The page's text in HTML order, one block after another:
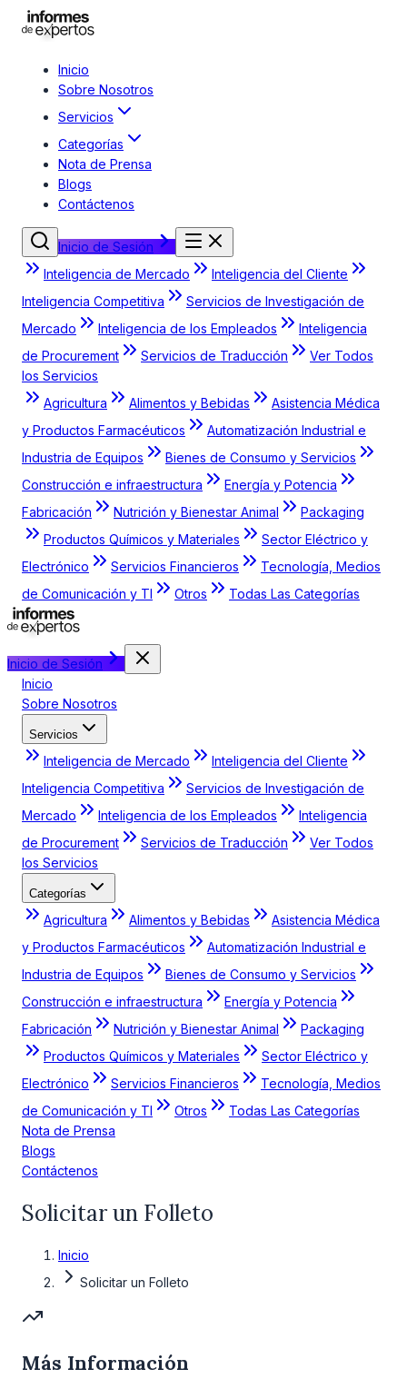
Inicio
Sobre Nosotros
Servicios
Categorías
Nota de Prensa
Blogs
Contáctenos
Inicio de Sesión
Inteligencia de Mercado
Inteligencia del Cliente
Inteligencia Competitiva
Servicios de Investigación de
Mercado
Inteligencia de los Empleados
Inteligencia
de Procurement
Servicios de Traducción
Ver Todos
los Servicios
Agricultura
Alimentos y Bebidas
Asistencia Médica
y Productos Farmacéuticos
Automatización Industrial e
Industria de Equipos
Bienes de Consumo y Servicios
Construcción e infraestructura
Energía y Potencia
Fabricación
Nutrición y Bienestar Animal
Packaging
Productos Químicos y Materiales
Sector Eléctrico y
Electrónico
Servicios Financieros
Tecnología, Medios
de Comunicación y TI
Otros Todas Las Categorías
Inicio de Sesión
Inicio
Sobre Nosotros
Servicios
Inteligencia de Mercado
Inteligencia del Cliente
Inteligencia Competitiva
Servicios de Investigación de
Mercado
Inteligencia de los Empleados
Inteligencia
de Procurement
Servicios de Traducción
Ver Todos
los Servicios
Categorías
Agricultura Alimentos y Bebidas
Asistencia Médica
y Productos Farmacéuticos
Automatización Industrial e
Industria de Equipos
Bienes de Consumo y Servicios
Construcción e infraestructura
Energía y Potencia
Fabricación
Nutrición y Bienestar Animal
Packaging
Productos Químicos y Materiales
Sector Eléctrico y
Electrónico
Servicios Financieros
Tecnología, Medios
de Comunicación y TI
Otros
Todas Las Categorías
Nota de Prensa
Blogs
Contáctenos
Solicitar un Folleto
Inicio
Solicitar un Folleto
Más Información